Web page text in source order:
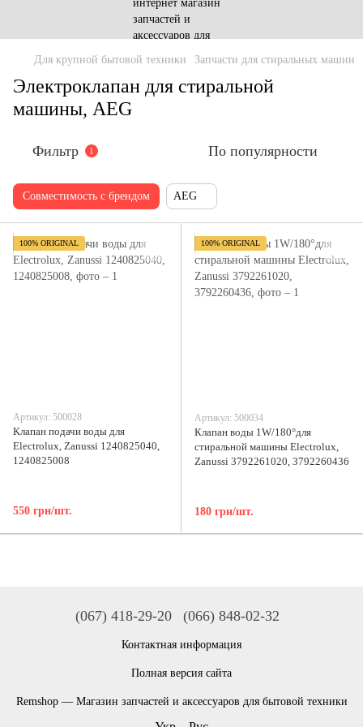
Для крупной бытовой техники Запчасти для стиральных машин
Электроклапан для стиральной
машины, AEG
Фильтр 1 По популярности
Совместимость с брендом AEG
100% ORIGINAL
Артикул: 500028
Клапан подачи воды для
Electrolux, Zanussi 1240825040,
1240825008
550 грн/шт.
100% ORIGINAL
Артикул: 500034
Клапан воды 1W/180°для
стиральной машины Electrolux,
Zanussi 3792261020, 3792260436
180 грн/шт.
(067) 418-29-20 (066) 848-02-32
Контактная информация
Полная версия сайта
Remshop — Магазин запчастей и аксессуаров для бытовой техники